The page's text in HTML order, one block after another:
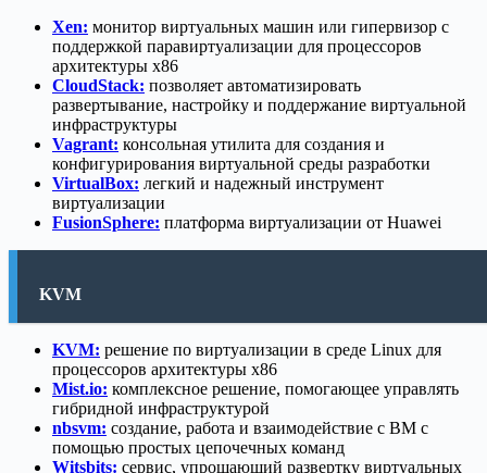
Xen: монитор виртуальных машин или гипервизор с
поддержкой паравиртуализации для процессоров
архитектуры x86
CloudStack: позволяет автоматизировать
развертывание, настройку и поддержание виртуальной
инфраструктуры
Vagrant: консольная утилита для создания и
конфигурирования виртуальной среды разработки
VirtualBox: легкий и надежный инструмент
виртуализации
FusionSphere: платформа виртуализации от Huawei
KVM
KVM: решение по виртуализации в среде Linux для
процессоров архитектуры x86
Mist.io: комплексное решение, помогающее управлять
гибридной инфраструктурой
nbsvm: создание, работа и взаимодействие с ВМ с
помощью простых цепочечных команд
Witsbits: сервис, упрощающий развертку виртуальных